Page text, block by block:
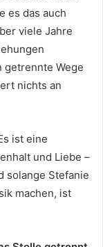
es das auch
viele Jahre
getrennte Wege
nichts an
ist eine
und Liebe –
solange Stefanie
machen, ist